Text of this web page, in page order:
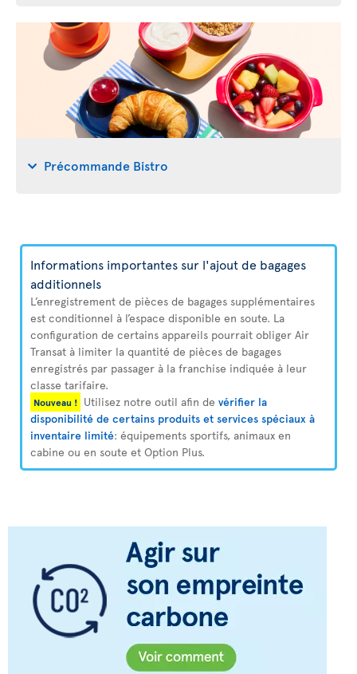
Précommande Bistro
Informations importantes sur l'ajout de bagages
additionnels
L’enregistrement de pièces de bagages supplémentaires
est conditionnel à l’espace disponible en soute. La
configuration de certains appareils pourrait obliger Air
Transat à limiter la quantité de pièces de bagages
enregistrés par passager à la franchise indiquée à leur
classe tarifaire.
Nouveau ! Utilisez notre outil afin de vérifier la
disponibilité de certains produits et services spéciaux à
inventaire limité: équipements sportifs, animaux en
cabine ou en soute et Option Plus.